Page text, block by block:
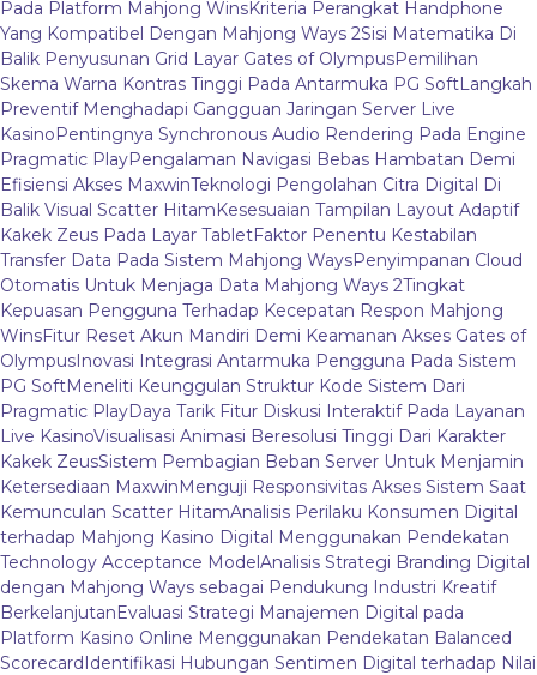
Pada Platform Mahjong WinsKriteria Perangkat Handphone
Yang Kompatibel Dengan Mahjong Ways 2Sisi Matematika Di
Balik Penyusunan Grid Layar Gates of OlympusPemilihan
Skema Warna Kontras Tinggi Pada Antarmuka PG SoftLangkah
Preventif Menghadapi Gangguan Jaringan Server Live
KasinoPentingnya Synchronous Audio Rendering Pada Engine
Pragmatic PlayPengalaman Navigasi Bebas Hambatan Demi
Efisiensi Akses MaxwinTeknologi Pengolahan Citra Digital Di
Balik Visual Scatter HitamKesesuaian Tampilan Layout Adaptif
Kakek Zeus Pada Layar TabletFaktor Penentu Kestabilan
Transfer Data Pada Sistem Mahjong WaysPenyimpanan Cloud
Otomatis Untuk Menjaga Data Mahjong Ways 2Tingkat
Kepuasan Pengguna Terhadap Kecepatan Respon Mahjong
WinsFitur Reset Akun Mandiri Demi Keamanan Akses Gates of
OlympusInovasi Integrasi Antarmuka Pengguna Pada Sistem
PG SoftMeneliti Keunggulan Struktur Kode Sistem Dari
Pragmatic PlayDaya Tarik Fitur Diskusi Interaktif Pada Layanan
Live KasinoVisualisasi Animasi Beresolusi Tinggi Dari Karakter
Kakek ZeusSistem Pembagian Beban Server Untuk Menjamin
Ketersediaan MaxwinMenguji Responsivitas Akses Sistem Saat
Kemunculan Scatter HitamAnalisis Perilaku Konsumen Digital
terhadap Mahjong Kasino Digital Menggunakan Pendekatan
Technology Acceptance ModelAnalisis Strategi Branding Digital
dengan Mahjong Ways sebagai Pendukung Industri Kreatif
BerkelanjutanEvaluasi Strategi Manajemen Digital pada
Platform Kasino Online Menggunakan Pendekatan Balanced
ScorecardIdentifikasi Hubungan Sentimen Digital terhadap Nilai